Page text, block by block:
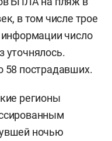
в том числе трое
число
уточнялось.
58 пострадавших.
регионы
ночью